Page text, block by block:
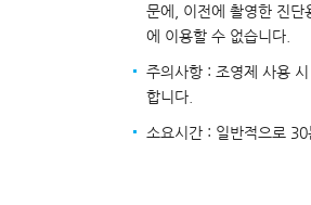
문에, 이전에 촬영한 진단
에 이용할 수 없습니다.
주의사항 : 조영제 사용
합니다.
소요시간 : 일반적으로